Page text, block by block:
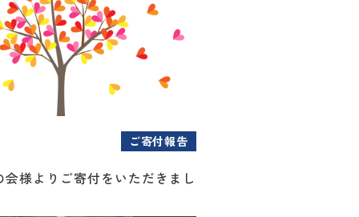
ご寄付報告
様よりご寄付をいただきまし